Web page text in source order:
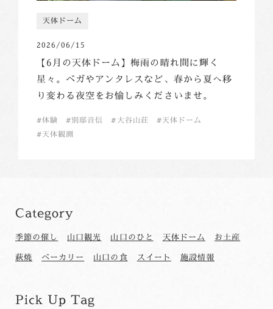
天体ドーム
2026/06/15
【6月の天体ドーム】梅雨の晴れ間に輝く
星々。ベガやアンタレスなど、春から夏へ移
り変わる夜空をお愉しみくださいませ。
体験 別邸音信 大谷山荘
天体ドーム
天体観測
Category
季節の催し 山口観光 山口のひと 天体ドーム
お土産
萩焼
ベーカリー 山口の食 スイート 施設情報
Pick Up Tag